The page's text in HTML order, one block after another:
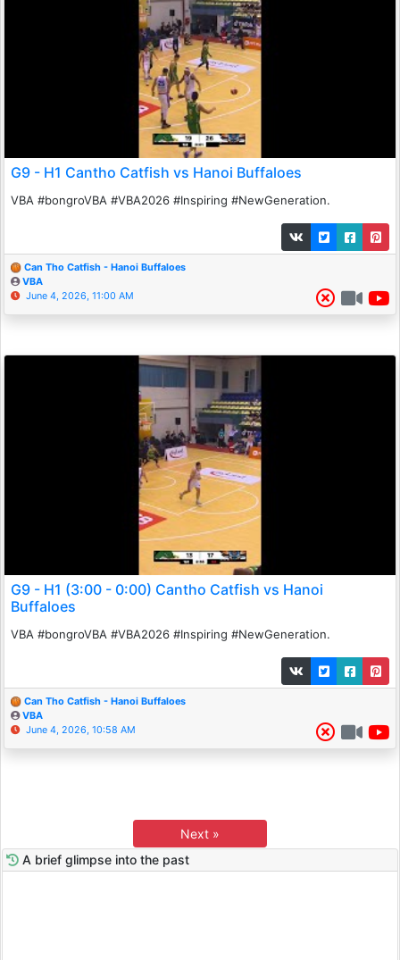
G9 - H1 Cantho Catfish vs Hanoi Buffaloes
VBA #bongroVBA #VBA2026 #Inspiring #NewGeneration.
Can Tho Catfish - Hanoi Buffaloes
VBA
June 4, 2026, 11:00 AM
G9 - H1 (3:00 - 0:00) Cantho Catfish vs Hanoi
Buffaloes
VBA #bongroVBA #VBA2026 #Inspiring #NewGeneration.
Can Tho Catfish - Hanoi Buffaloes
VBA
June 4, 2026, 10:58 AM
Next »
A brief glimpse into the past